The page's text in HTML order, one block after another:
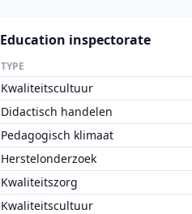
Education inspectorate
TYPE
Kwaliteitscultuur
Didactisch handelen
Pedagogisch klimaat
Herstelonderzoek
Kwaliteitszorg
Kwaliteitscultuur